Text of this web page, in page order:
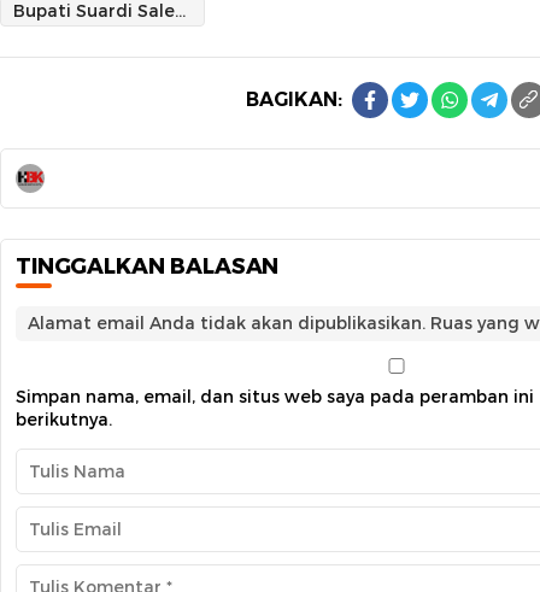
Bupati Suardi Saleh Serahkan Bantuan Rehab Rumah Korban Bencana dan Santunan JKM BPJS Ketenagakerjaan
BAGIKAN:
TINGGALKAN BALASAN
Alamat email Anda tidak akan dipublikasikan. Ruas yang
Simpan nama, email, dan situs web saya pada peramban
berikutnya.